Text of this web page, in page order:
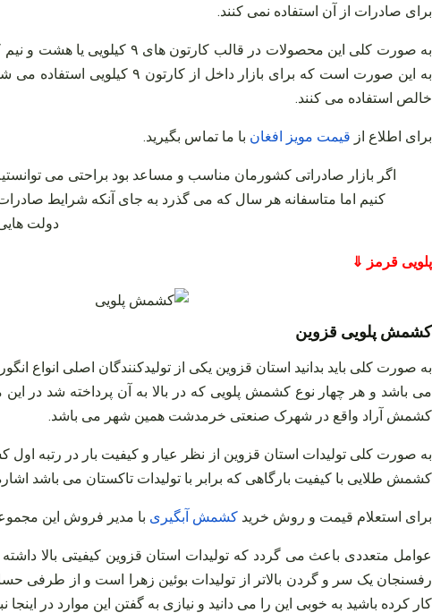
برای صادرات از آن استفاده نمی‌ کنند.
به صورت کلی این محصولات
خالص استفاده می‌ کنند.
برای اطلاع از قیمت مویز افغان با ما تماس بگیرید.
اگر بازار صادراتی کشورمان مناسب و مساعد بود براحتی می‌
کنیم اما متاسفانه هر سال که می‌ گذرد به جای آنکه شرایط
دولت‌
پلویی قرمز ⇓
کشمش پلویی قزوین
به صورت کلی باید بدانید استان قزوین یکی از تولیدکنندگان اصلی
می‌ باشد و هر چهار نوع کشمش پلویی که در بالا به آن پرداخته شد در
کشمش آراد واقع در شهرک صنعتی خرمدشت همین شهر می‌ باشد.
به صورت کلی تولیدات استان قزوین از نظر عیار و کیفیت بار در رتبه
کشمش طلایی با کیفیت بارگاهی که برابر با تولیدات تاکستان می‌ باشد
برای استعلام قیمت و روش خرید کشمش آبگیری با مدیر فروش این
عوامل متعددی باعث می‌ گردد که تولیدات استان قزوین کیفیتی بالا
رفسنجان یک سر و گردن بالاتر از تولیدات بوئین زهرا است و از طرفی
کار کرده باشید به خوبی این را می‌ دانید و نیازی به گفتن این موارد در اینجا